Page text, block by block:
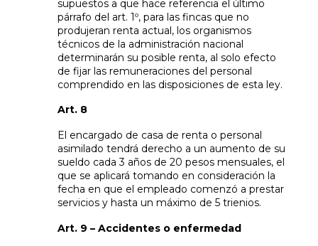
supuestos a que hace referencia el último
párrafo del art. 1º, para las fincas que no
produjeran renta actual, los organismos
técnicos de la administración nacional
determinarán su posible renta, al solo efecto
de fijar las remuneraciones del personal
comprendido en las disposiciones de esta ley.
Art. 8
El encargado de casa de renta o personal
asimilado tendrá derecho a un aumento de su
sueldo cada 3 años de 20 pesos mensuales, el
que se aplicará tomando en consideración la
fecha en que el empleado comenzó a prestar
servicios y hasta un máximo de 5 trienios.
Art. 9 – Accidentes o enfermedad